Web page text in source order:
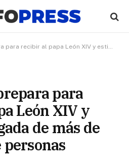
León XIV y estima la llegada de más de un millón de personas
para
León XIV y
de más de